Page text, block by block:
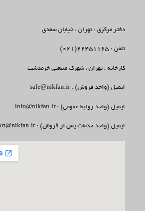
دفتر مرکزی : تهران ، خیابان سعدی
تلفن : 22451165(021)
کارخانه : تهران ، شهرک صنعتی خرمدشت
ایمیل (واحد فروش) : sale@nikfan.ir
ایمیل (واحد روابط عمومی) : info@nikfan.ir
ایمیل (واحد خدمات پس از فروش) : support@nikfan.ir